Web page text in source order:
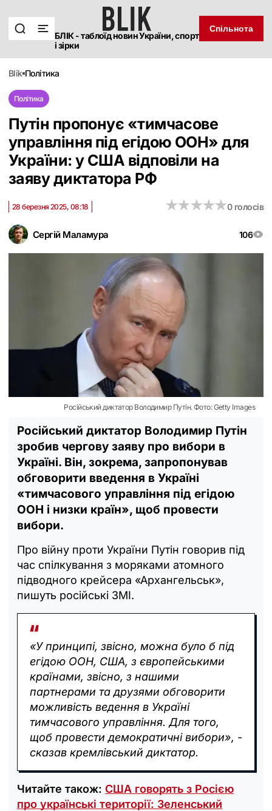
БЛІК - таблоїд новин України, спорт
і зірки
Спільнота
blik політика
Політика
Путін пропонує «тимчасове
управління під егідою ООН» для
України: у США відповіли на
заяву диктатора РФ
Сергій Маламура 106
28 березня 2025, 08:18 ★★★★★
★★★★★0 голосів
Російський диктатор Володимир Путін. Фото: Getty Images
Російський диктатор Володимир Путін
зробив чергову заяву про вибори в
Україні. Він, зокрема, запропонував
обговорити введення в Україні
«тимчасового управління під егідою
ООН і низки країн», щоб провести
вибори.
Про війну проти України Путін говорив під
час спілкування з моряками атомного
підводного крейсера «Архангельськ»,
пишуть російські ЗМІ.
«У принципі, звісно, можна було б під
егідою ООН, США, з європейськими
країнами, звісно, з нашими
партнерами та друзями обговорити
можливість ведення в Україні
тимчасового управління. Для того,
щоб провести демократичні вибори», -
сказав кремлівський диктатор.
Читайте також: США говорять з Росією
про українські території: Зеленський